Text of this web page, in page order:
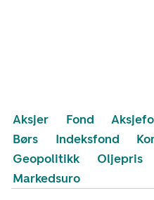
Aksjer Fond
Børs
Indeksfond
Geopolitikk
Oljepris
Markedsuro